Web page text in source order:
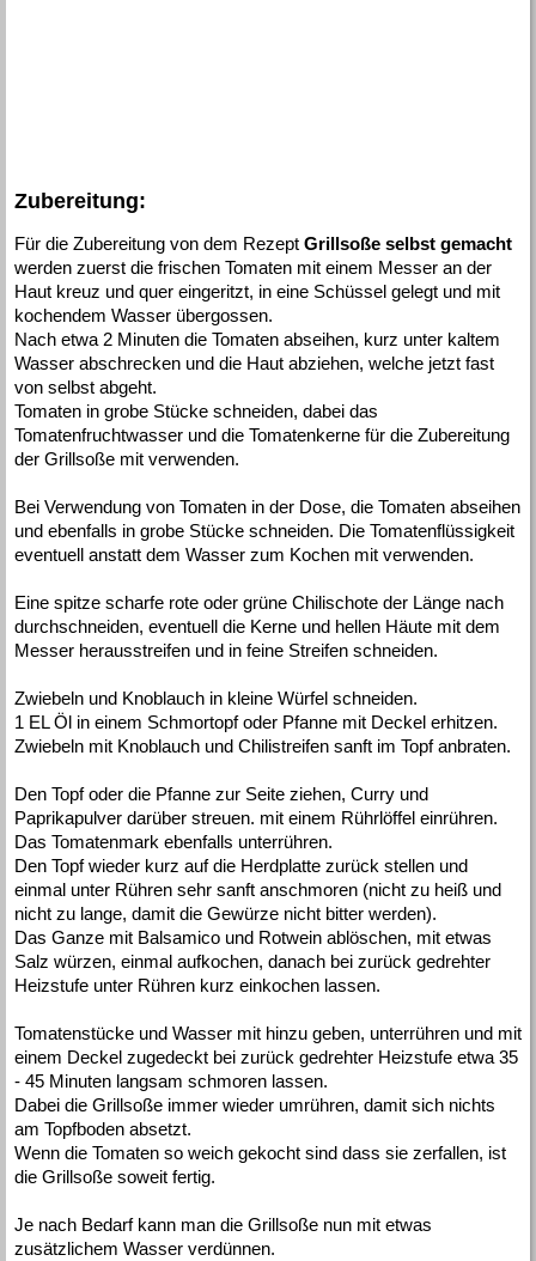
Zubereitung:
Für die Zubereitung von dem Rezept Grillsoße selbst gemacht
werden zuerst die frischen Tomaten mit einem Messer an der
Haut kreuz und quer eingeritzt, in eine Schüssel gelegt und mit
kochendem Wasser übergossen.
Nach etwa 2 Minuten die Tomaten abseihen, kurz unter kaltem
Wasser abschrecken und die Haut abziehen, welche jetzt fast
von selbst abgeht.
Tomaten in grobe Stücke schneiden, dabei das
Tomatenfruchtwasser und die Tomatenkerne für die Zubereitung
der Grillsoße mit verwenden.
Bei Verwendung von Tomaten in der Dose, die Tomaten abseihen
und ebenfalls in grobe Stücke schneiden. Die Tomatenflüssigkeit
eventuell anstatt dem Wasser zum Kochen mit verwenden.
Eine spitze scharfe rote oder grüne Chilischote der Länge nach
durchschneiden, eventuell die Kerne und hellen Häute mit dem
Messer herausstreifen und in feine Streifen schneiden.
Zwiebeln und Knoblauch in kleine Würfel schneiden.
1 EL Öl in einem Schmortopf oder Pfanne mit Deckel erhitzen.
Zwiebeln mit Knoblauch und Chilistreifen sanft im Topf anbraten.
Den Topf oder die Pfanne zur Seite ziehen, Curry und
Paprikapulver darüber streuen. mit einem Rührlöffel einrühren.
Das Tomatenmark ebenfalls unterrühren.
Den Topf wieder kurz auf die Herdplatte zurück stellen und
einmal unter Rühren sehr sanft anschmoren (nicht zu heiß und
nicht zu lange, damit die Gewürze nicht bitter werden).
Das Ganze mit Balsamico und Rotwein ablöschen, mit etwas
Salz würzen, einmal aufkochen, danach bei zurück gedrehter
Heizstufe unter Rühren kurz einkochen lassen.
Tomatenstücke und Wasser mit hinzu geben, unterrühren und mit
einem Deckel zugedeckt bei zurück gedrehter Heizstufe etwa 35
- 45 Minuten langsam schmoren lassen.
Dabei die Grillsoße immer wieder umrühren, damit sich nichts
am Topfboden absetzt.
Wenn die Tomaten so weich gekocht sind dass sie zerfallen, ist
die Grillsoße soweit fertig.
Je nach Bedarf kann man die Grillsoße nun mit etwas
zusätzlichem Wasser verdünnen.